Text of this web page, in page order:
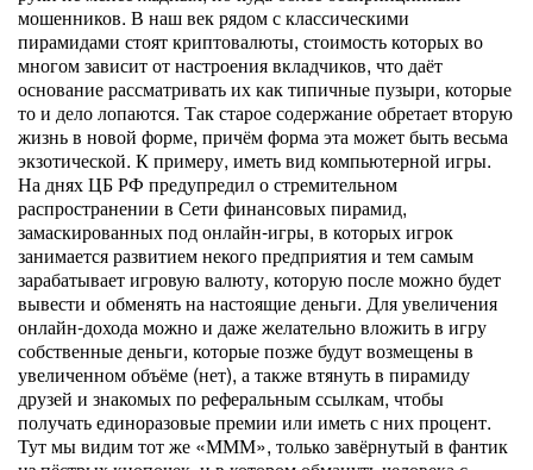
мошенников. В наш век рядом с классическими
пирамидами стоят криптовалюты, стоимость которых во
многом зависит от настроения вкладчиков, что даёт
основание рассматривать их как типичные пузыри, которые
то и дело лопаются. Так старое содержание обретает вторую
жизнь в новой форме, причём форма эта может быть весьма
экзотической. К примеру, иметь вид компьютерной игры.
На днях ЦБ РФ предупредил о стремительном
распространении в Сети финансовых пирамид,
замаскированных под онлайн-игры, в которых игрок
занимается развитием некого предприятия и тем самым
зарабатывает игровую валюту, которую после можно будет
вывести и обменять на настоящие деньги. Для увеличения
онлайн-дохода можно и даже желательно вложить в игру
собственные деньги, которые позже будут возмещены в
увеличенном объёме (нет), а также втянуть в пирамиду
друзей и знакомых по реферальным ссылкам, чтобы
получать единоразовые премии или иметь с них процент.
Тут мы видим тот же «МММ», только завёрнутый в фантик